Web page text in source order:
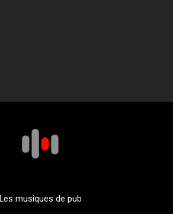
Les musiques de pub